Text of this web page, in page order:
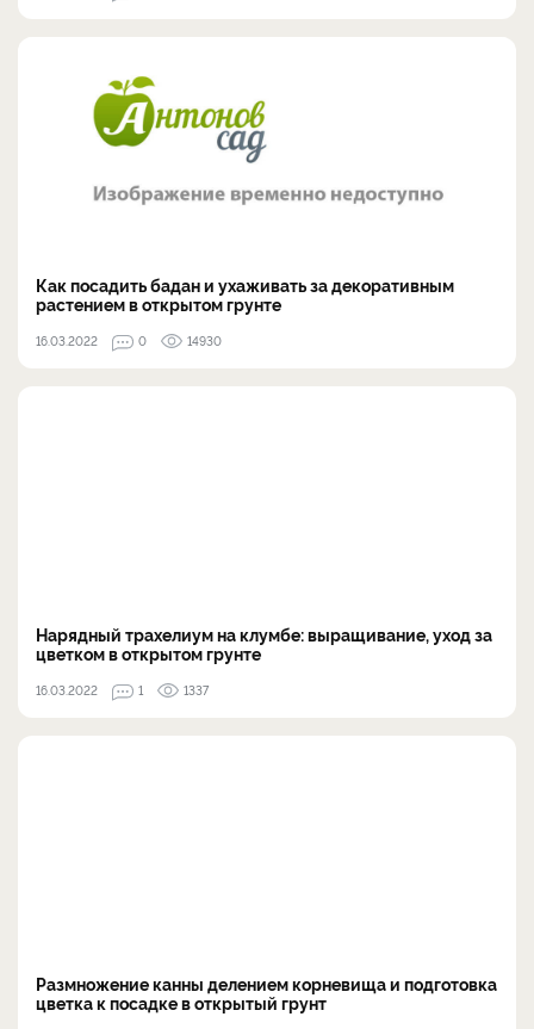
Как посадить бадан и ухаживать за декоративным
растением в открытом грунте
16.03.2022 0 14930
Нарядный трахелиум на клумбе: выращивание, уход за
цветком в открытом грунте
16.03.2022 1 1337
Размножение канны делением корневища и подготовка
цветка к посадке в открытый грунт